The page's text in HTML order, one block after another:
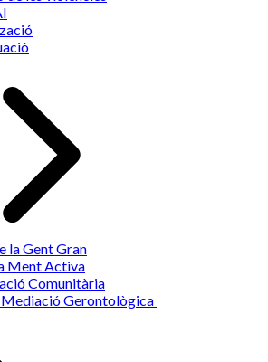
la Gent Gran
Ment Activa
Comunitària
Mediació Gerontològica